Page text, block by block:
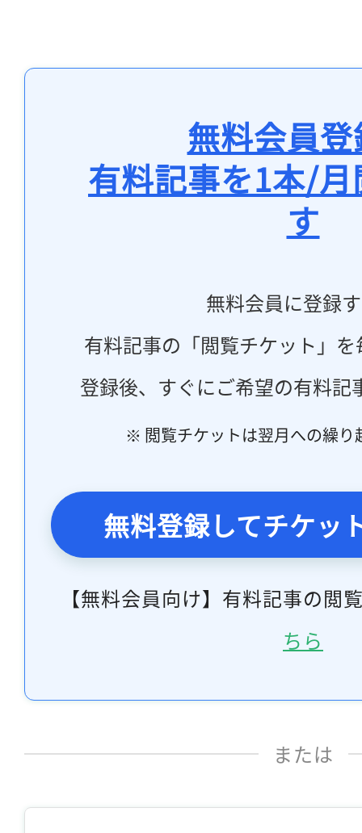
無料会員
有料記事を1本/
す
無料会員に登録
有料記事の「閲覧チケット」
登録後、すぐにご希望の有料記
※ 閲覧チケットは翌月への繰り
無料登録してチケッ
【無料会員向け】有料記事の閲
ちら
または